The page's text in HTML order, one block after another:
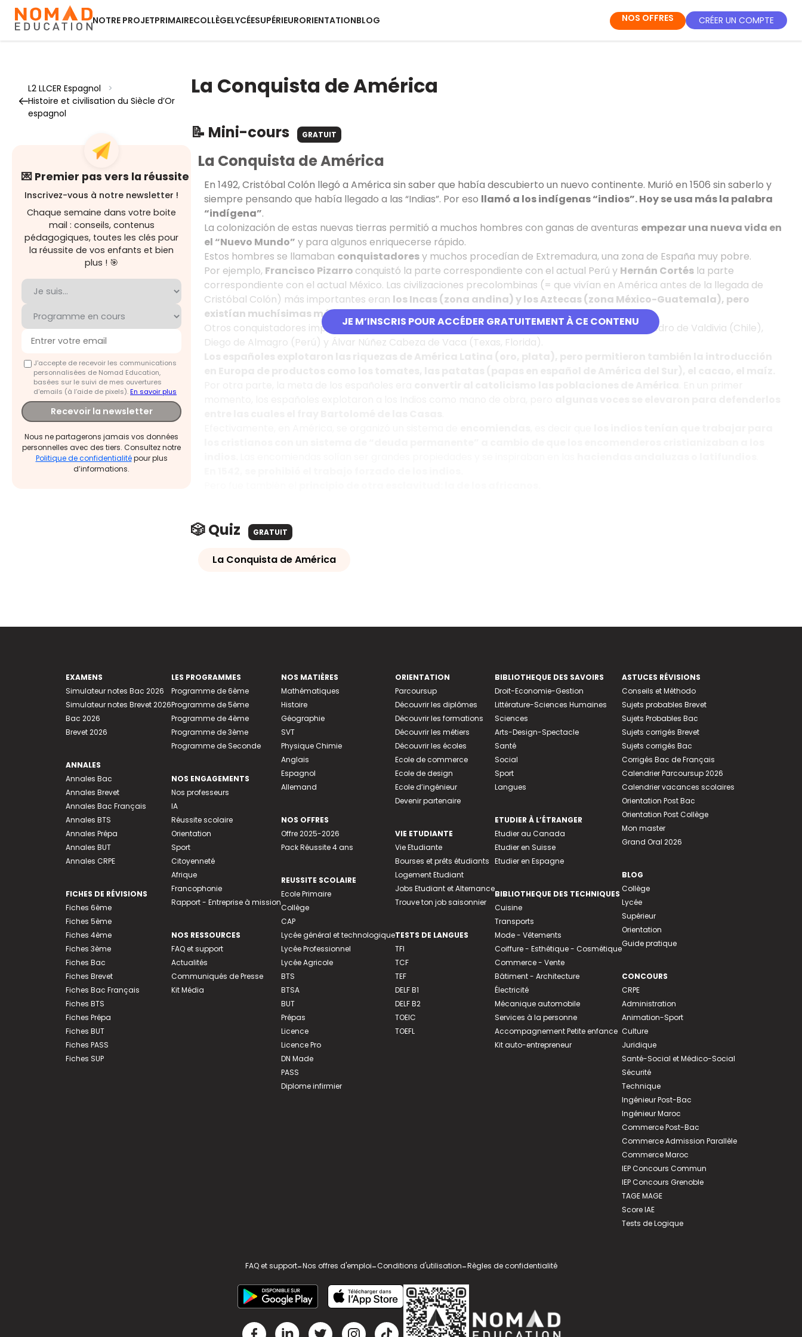
NOTRE PROJETPRIMAIRECOLLÈGELYCÉESUPÉRIEURORIENTATIONBLOG NOS OFFRES CRÉER UN COMPTE
L2 LLCER Espagnol
>
Histoire et civilisation du Siècle d’Or
espagnol
💌 Premier pas vers la réussite
Inscrivez-vous à notre newsletter !
Chaque semaine dans votre boite
mail : conseils, contenus
pédagogiques, toutes les clés pour
la réussite de vos enfants et bien
plus ! 🎯
J'accepte de recevoir les communications
personnalisées de Nomad Education,
basées sur le suivi de mes ouvertures
d'emails (à l’aide de pixels).En savoir plus
Recevoir la newsletter
Nous ne partagerons jamais vos données
personnelles avec des tiers. Consultez notre
Politique de confidentialitépour plus
d’informations.
La Conquista de América
📝 Mini-cours GRATUIT
JE M’INSCRIS POUR ACCÉDER GRATUITEMENT À CE CONTENU
La Conquista de América
En 1492, Cristóbal Colón llegó a América sin saber que había descubierto un nuevo continente. Murió en 1506 sin saberlo y
siempre pensando que había llegado a las “Indias”. Por eso llamó a los indígenas “indios”. Hoy se usa más la palabra
“indígena”.
La colonización de estas nuevas tierras permitió a muchos hombres con ganas de aventuras empezar una nueva vida en
el “Nuevo Mundo” y para algunos enriquecerse rápido.
Estos hombres se llamaban conquistadoresy muchos procedían de Extremadura, una zona de España muy pobre.
Por ejemplo, Francisco Pizarro conquistó la parte correspondiente con el actual Perú y Hernán Cortésla parte
correspondiente con el actual México. Las civilizaciones precolombinas (= que vivían en América antes de la llegada de
Cristóbal Colón) más importantes eran los Incas (zona andina) y los Aztecas (zona México-Guatemala), pero
existían muchísimas más.
Otros conquistadores importantes fueron Vasco Núñez de Balboa (Panamá y costa pacífica), Pedro de Valdivia (Chile),
Diego de Almagro (Perú) y Álvar Núñez Cabeza de Vaca (Texas, Florida).
🎲 Quiz GRATUIT
La Conquista de América
EXAMENS
Simulateur notes Bac 2026
Simulateur notes Brevet 2026
Bac 2026
Brevet 2026
ANNALES
Annales Bac
Annales Brevet
Annales Bac Français
Annales BTS
Annales Prépa
Annales BUT
Annales CRPE
FICHES DE RÉVISIONS
Fiches 6ème
Fiches 5ème
Fiches 4ème
Fiches 3ème
Fiches Bac
Fiches Brevet
Fiches Bac Français
Fiches BTS
Fiches Prépa
Fiches BUT
Fiches PASS
Fiches SUP
LES PROGRAMMES
Programme de 6ème
Programme de 5ème
Programme de 4ème
Programme de 3ème
Programme de Seconde
NOS ENGAGEMENTS
Nos professeurs
IA
Réussite scolaire
Orientation
Sport
Citoyenneté
Afrique
Francophonie
Rapport - Entreprise à mission
NOS RESSOURCES
FAQ et support
Actualités
Communiqués de Presse
Kit Média
NOS MATIÈRES
Mathématiques
Histoire
Géographie
SVT
Physique Chimie
Anglais
Espagnol
Allemand
NOS OFFRES
Offre 2025-2026
Pack Réussite 4 ans
REUSSITE SCOLAIRE
Ecole Primaire
Collège
CAP
Lycée général et technologique
Lycée Professionnel
Lycée Agricole
BTS
BTSA
BUT
Prépas
Licence
Licence Pro
DN Made
PASS
Diplome infirmier
ORIENTATION
Parcoursup
Découvrir les diplômes
Découvrir les formations
Découvrir les métiers
Découvrir les écoles
Ecole de commerce
Ecole de design
Ecole d’ingénieur
Devenir partenaire
VIE ETUDIANTE
Vie Etudiante
Bourses et prêts étudiants
Logement Etudiant
Jobs Etudiant et Alternance
Trouve ton job saisonnier
TESTS DE LANGUES
TFI
TCF
TEF
DELF B1
DELF B2
TOEIC
TOEFL
BIBLIOTHEQUE DES SAVOIRS
Droit-Economie-Gestion
Littérature-Sciences Humaines
Sciences
Arts-Design-Spectacle
Santé
Social
Sport
Langues
ETUDIER À L’ÉTRANGER
Etudier au Canada
Etudier en Suisse
Etudier en Espagne
BIBLIOTHEQUE DES TECHNIQUES
Cuisine
Transports
Mode - Vêtements
Coiffure - Esthétique - Cosmétique
Commerce - Vente
Bâtiment - Architecture
Électricité
Mécanique automobile
Services à la personne
Accompagnement Petite enfance
Kit auto-entrepreneur
ASTUCES RÉVISIONS
Conseils et Méthodo
Sujets probables Brevet
Sujets Probables Bac
Sujets corrigés Brevet
Sujets corrigés Bac
Corrigés Bac de Français
Calendrier Parcoursup 2026
Calendrier vacances scolaires
Orientation Post Bac
Orientation Post Collège
Mon master
Grand Oral 2026
BLOG
Collège
Lycée
Supérieur
Orientation
Guide pratique
CONCOURS
CRPE
Administration
Animation-Sport
Culture
Juridique
Santé-Social et Médico-Social
Sécurité
Technique
Ingénieur Post-Bac
Ingénieur Maroc
Commerce Post-Bac
Commerce Admission Parallèle
Commerce Maroc
IEP Concours Commun
IEP Concours Grenoble
TAGE MAGE
Score IAE
Tests de Logique
FAQ et support-Nos offres d'emploi-Conditions d'utilisation-Règles de confidentialité